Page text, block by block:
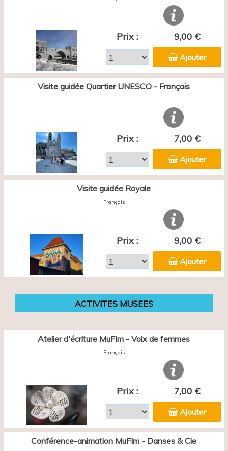
Prix : 9,00 €
Ajouter
Visite guidée Quartier UNESCO - Français
Prix : 7,00 €
Ajouter
Visite guidée Royale
Français
Prix : 9,00 €
Ajouter
ACTIVITES MUSEES
Atelier d'écriture MuFIm - Voix de femmes
Français
Prix : 7,00 €
Ajouter
Conférence-animation MuFIm - Danses & Cie